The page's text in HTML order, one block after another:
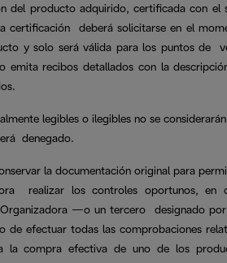
del producto adquirido, certificada con el
certificación deberá solicitarse en el
y solo será válida para los puntos de
emita recibos detallados con la
legibles o ilegibles no se considerarán
denegado.
la documentación original para
realizar los controles oportunos, en
Organizadora —o un tercero designado
de efectuar todas las comprobaciones
compra efectiva de uno de los